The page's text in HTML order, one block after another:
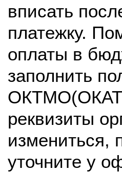
вписать
платежку.
оплаты в
заполнить
реквизиты
измениться,
уточните у